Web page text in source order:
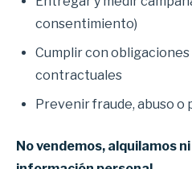
consentimiento)
Cumplir con
contractuales
Prevenir fraude, abuso o
No vendemos, alquilamos